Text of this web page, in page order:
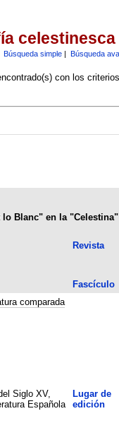
celestinesca
Búsqueda simple| Búsqueda
con los
lo Blanc" en la "Celestina"
Revista
Fascículo
comparada
Siglo XV,
Española
Lugar de
edición